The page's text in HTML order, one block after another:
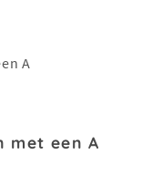
A
met een A